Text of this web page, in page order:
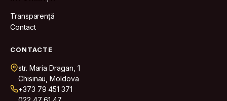
Transparență
Contact
CONTACTE
str. Maria Dragan, 1
Chisinau, Moldova
+373 79 451 371